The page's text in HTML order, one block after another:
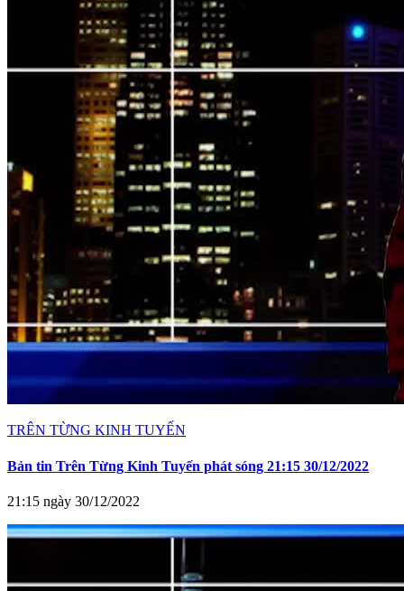
TRÊN TỪNG KINH TUYẾN
Bản tin Trên Từng Kinh Tuyến phát sóng 21:15 30/12/2022
21:15 ngày 30/12/2022